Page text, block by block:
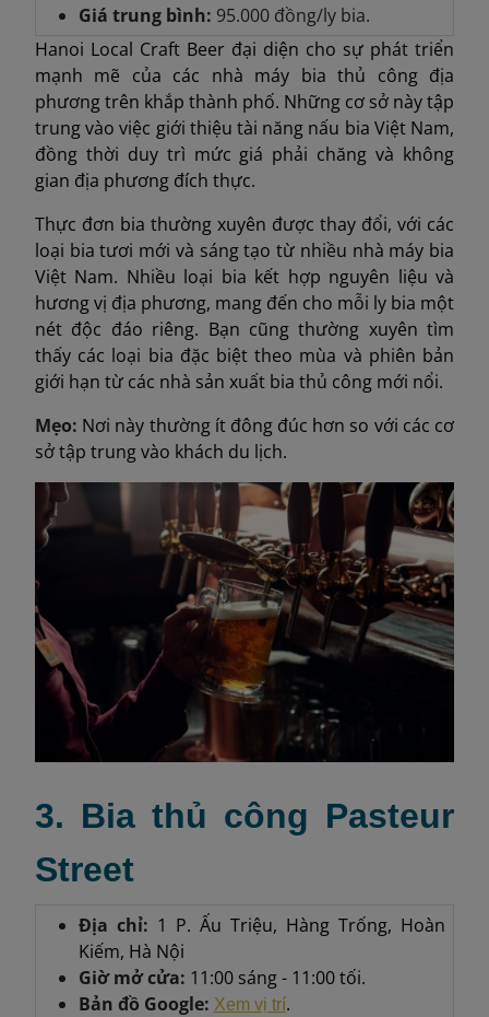
Giá trung bình: 95.000 đồng/ly bia.
Hanoi Local Craft Beer đại diện cho sự phát triển
mạnh mẽ của các nhà máy bia thủ công địa
phương trên khắp thành phố. Những cơ sở này tập
trung vào việc giới thiệu tài năng nấu bia Việt Nam,
đồng thời duy trì mức giá phải chăng và không
gian địa phương đích thực.
Thực đơn bia thường xuyên được thay đổi, với các
loại bia tươi mới và sáng tạo từ nhiều nhà máy bia
Việt Nam. Nhiều loại bia kết hợp nguyên liệu và
hương vị địa phương, mang đến cho mỗi ly bia một
nét độc đáo riêng. Bạn cũng thường xuyên tìm
thấy các loại bia đặc biệt theo mùa và phiên bản
giới hạn từ các nhà sản xuất bia thủ công mới nổi.
Mẹo: Nơi này thường ít đông đúc hơn so với các cơ
sở tập trung vào khách du lịch.
3. Bia thủ công Pasteur
Street
Địa chỉ: 1 P. Ấu Triệu, Hàng Trống, Hoàn
Kiếm, Hà Nội
Giờ mở cửa: 11:00 sáng - 11:00 tối.
Bản đồ Google: Xem vị trí.